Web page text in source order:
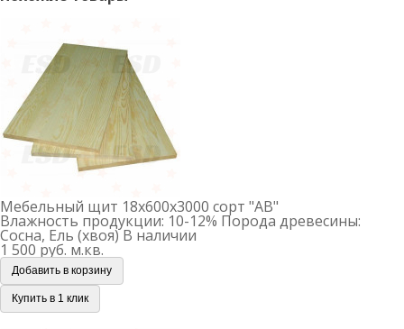
Москва, Новомосковский административный округ,
корп. 8. Перед приездом обязательно согласуйте время
с менеджером.
Мебельный щит 18х600х3000 сорт "АВ"
Мебельный щит 18х600х3000 сорт "АВ"
Влажность продукции: 10-12% Порода древесины:
Сосна, Ель (хвоя) В наличии
1 500 руб. м.кв.
Добавить в корзину
Купить в 1 клик